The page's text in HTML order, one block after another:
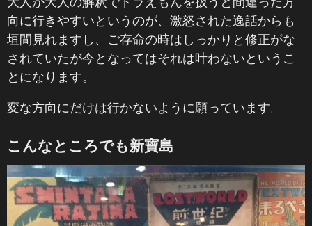
向に行きやすいというのが、激怒された逸話からも
垣間見れますし、ご存命の時はしっかりと修正がな
されていたが今となってはそれは叶わないというこ
とになります。
変な方向にだけは行かないように願っています。
こんなところでも新寶島